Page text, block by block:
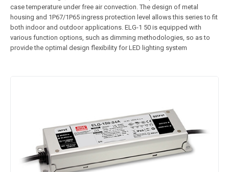
case temperature under free air convection. The design of metal
housing and 1P67/1P65 ingress protection level allows this series to fit
both indoor and outdoor applications. ELG-1 50 is equipped with
various function options, such as dimming methodologies, so as to
provide the optimal design flexibility for LED lighting system